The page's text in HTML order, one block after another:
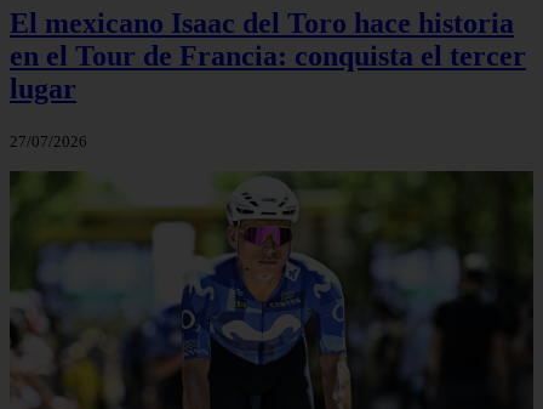
El mexicano Isaac del Toro hace historia
en el Tour de Francia: conquista el tercer
lugar
27/07/2026